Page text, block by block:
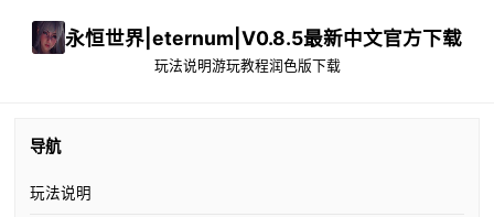
永恒世界|eternum|V0.8.5最新中文官方下载
玩法说明游玩教程润色版下载
导航
玩法说明